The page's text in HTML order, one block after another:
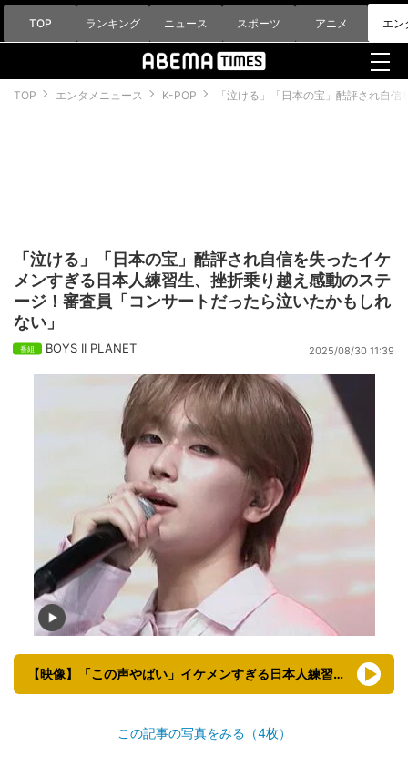
TOP ランキング ニュース スポーツ アニメ エン
TOP エンタメニュース K-POP 「泣ける」「日本の宝」酷評され自
「泣ける」「日本の宝」酷評され自信を失ったイケ
メンすぎる日本人練習生、挫折乗り越え感動のステ
ージ！審査員「コンサートだったら泣いたかもしれ
ない」
BOYS II PLANET 2025/08/30 11:39
【映像】「この声やばい」イケメンすぎる日本人練習生の感動ステージ
この記事の写真をみる（4枚）